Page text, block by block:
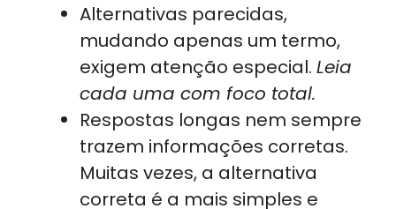
Alternativas parecidas,
mudando apenas um termo,
exigem atenção especial. Leia
cada uma com foco total.
Respostas longas nem sempre
trazem informações corretas.
Muitas vezes, a alternativa
correta é a mais simples e